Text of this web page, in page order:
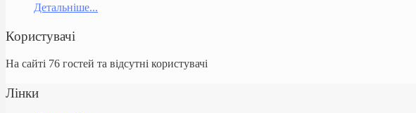
Детальніше...
Користувачі
На сайті 76 гостей та відсутні користувачі
Лінки